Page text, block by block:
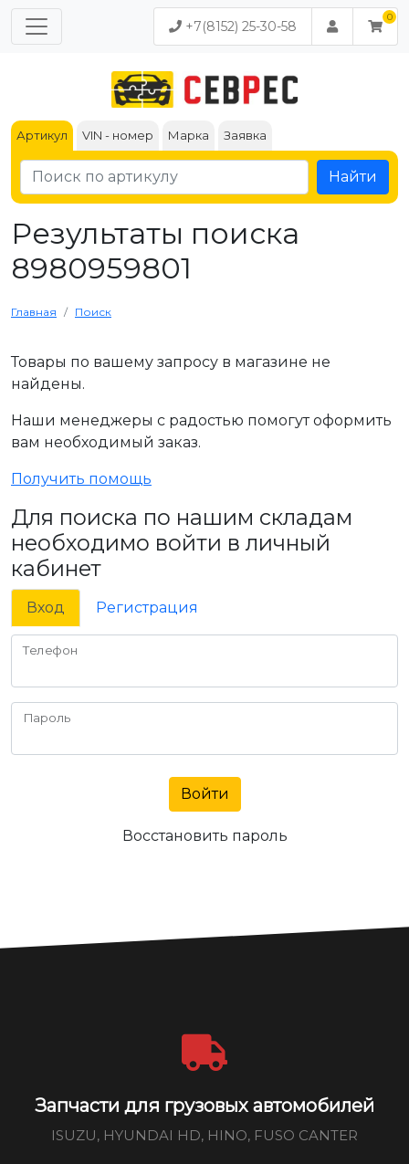
+7(8152) 25-30-58
Артикул VIN - номер Марка Заявка
Найти
Результаты поиска
8980959801
Главная Поиск
Товары по вашему запросу в магазине не
найдены.
Наши менеджеры с радостью помогут оформить
вам необходимый заказ.
Получить помощь
Для поиска по нашим складам
необходимо войти в личный
кабинет
Вход Регистрация
Телефон
Пароль
Войти
Восстановить пароль
Запчасти для грузовых автомобилей
ISUZU, HYUNDAI HD, HINO, FUSO CANTER